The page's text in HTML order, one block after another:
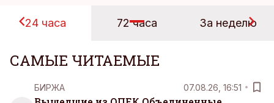
24 часа 72 часа За неделю
САМЫЕ ЧИТАЕМЫЕ
БИРЖА 07.08.26, 16:51